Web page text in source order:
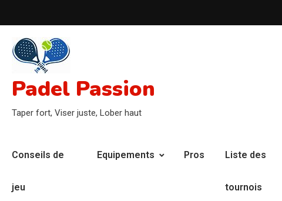
to
content
Padel Passion
Taper fort, Viser juste, Lober haut
Conseils de
jeu
Equipements Pros Liste des
tournois